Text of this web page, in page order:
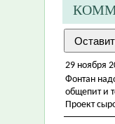
29 ноября
Фонтан
общепит и
Проект